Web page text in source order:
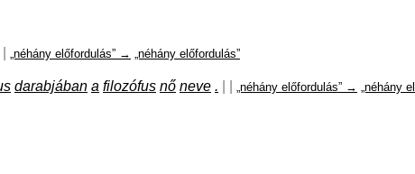
„néhány előfordulás” → „néhány előfordulás”
darabjában a filozófus nő neve . „néhány előfordulás” → „néhány